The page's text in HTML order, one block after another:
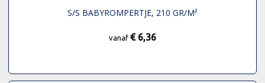
S/S BABYROMPERTJE, 210 GR/M²
vanaf € 6,36